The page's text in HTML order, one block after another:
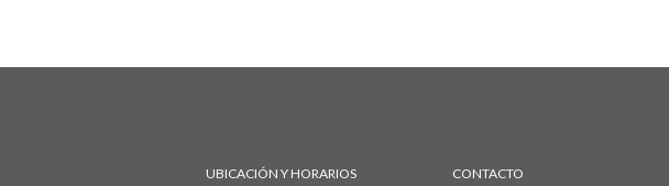
UBICACIÓN Y HORARIOS CONTACTO